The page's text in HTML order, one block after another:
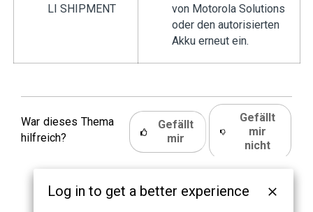
LI SHIPMENT
von Motorola Solutions
oder den autorisierten
Akku erneut ein.
War dieses Thema
hilfreich?
Gefällt
mir
Gefällt
mir
nicht
Log in to get a better experience